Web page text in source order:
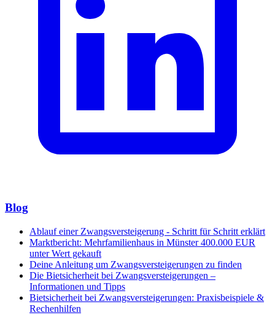
Blog
Ablauf einer Zwangsversteigerung - Schritt für Schritt erklärt
Marktbericht: Mehrfamilienhaus in Münster 400.000 EUR
unter Wert gekauft
Deine Anleitung um Zwangsversteigerungen zu finden
Die Bietsicherheit bei Zwangsversteigerungen –
Informationen und Tipps
Bietsicherheit bei Zwangsversteigerungen: Praxisbeispiele &
Rechenhilfen